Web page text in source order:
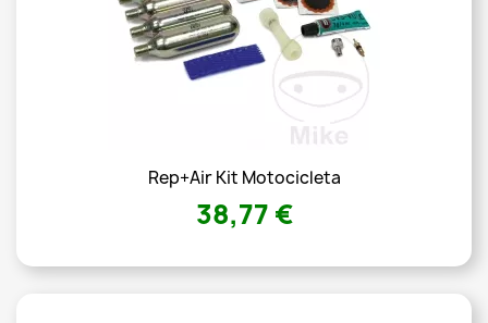
Rep+Air Kit Motocicleta
38,77 €